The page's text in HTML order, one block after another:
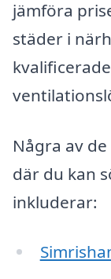
jämföra
städer i
Några av
där du kan
inkluderar: